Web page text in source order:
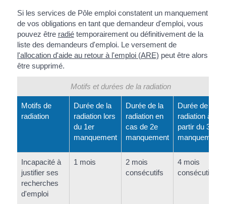
Si les services de Pôle emploi constatent un manquement
de vos obligations en tant que demandeur d'emploi, vous
pouvez être radiétemporairement ou définitivement de la
liste des demandeurs d'emploi. Le versement de
l'allocation d'aide au retour à l'emploi (ARE) peut être alors
être supprimé.
Motifs et durées de la radiation
Motifs de
radiation
Durée de la
radiation lors
du 1er
manquement
Durée de la
radiation en
cas de 2e
manquement
Durée de la
radiation à
partir du 3
manquement
Incapacité à
justifier ses
recherches
d'emploi
1 mois
2 mois
consécutifs
4 mois
consécutifs